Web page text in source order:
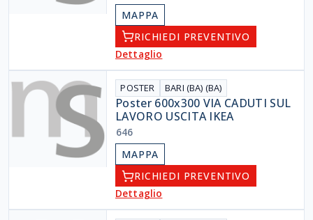
MAPPA
RICHIEDI PREVENTIVO
Dettaglio
POSTER BARI (BA) (BA)
Poster 600x300 VIA CADUTI SUL
LAVORO USCITA IKEA
646
MAPPA
RICHIEDI PREVENTIVO
Dettaglio